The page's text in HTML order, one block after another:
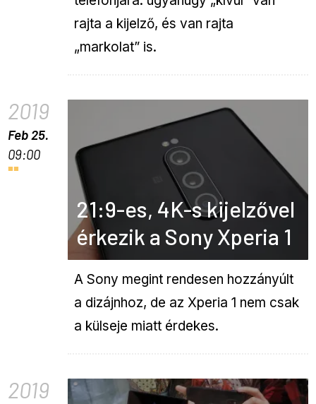
rajta a kijelző, és van rajta
„markolat” is.
2019
Feb 25.
09:00
21:9-es, 4K-s kijelzővel
érkezik a Sony Xperia 1
A Sony megint rendesen hozzányúlt
a dizájnhoz, de az Xperia 1 nem csak
a külseje miatt érdekes.
2019